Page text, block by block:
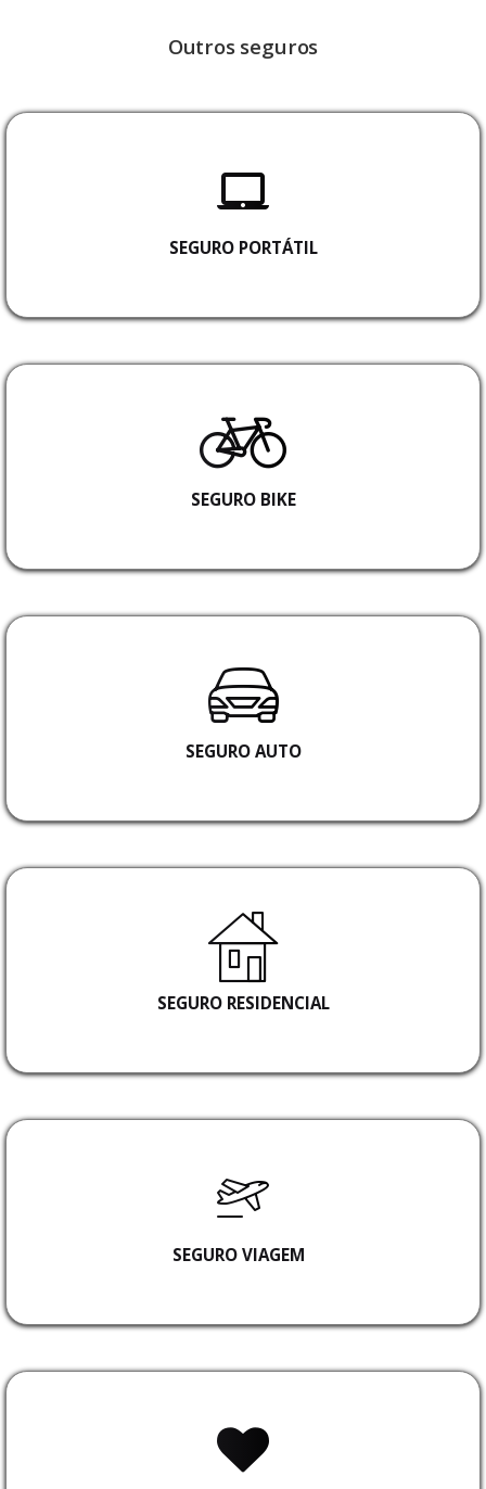
Outros seguros
SEGURO PORTÁTIL
SEGURO BIKE
SEGURO AUTO
SEGURO RESIDENCIAL
SEGURO VIAGEM